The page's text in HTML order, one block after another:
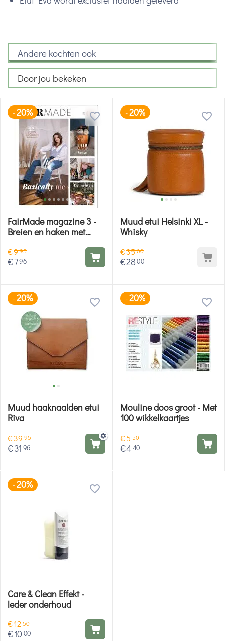
Andere kochten ook
Door jou bekeken
-20%
FairMade magazine 3 -
Breien en haken met
€995
€796
-20%
Muud etui Helsinki XL -
Whisky
€3500
€2800
-20%
Muud haaknaalden etui
Riva
€3995
€31 96
-20%
Mouline doos groot - Met
100 wikkelkaartjes
€550
€440
-20%
Care & Clean Effekt -
leder onderhoud
€1250
€1000